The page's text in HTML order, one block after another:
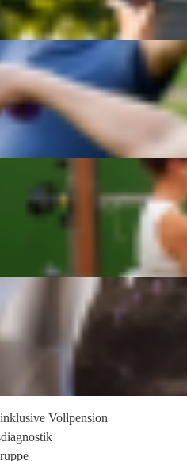
Vollpension